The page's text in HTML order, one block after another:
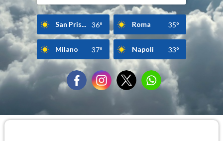
San Pris... 36° Roma 35°
Milano 37° Napoli 33°